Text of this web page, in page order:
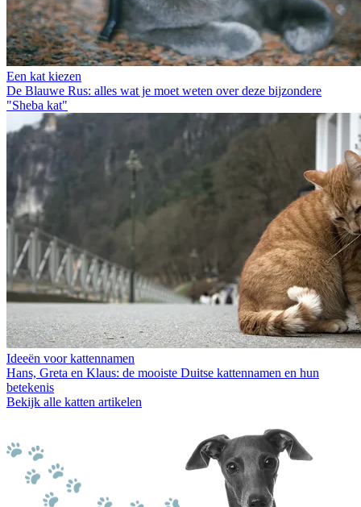
Een kat kiezen
De Blauwe Rus: alles wat je moet weten over deze bijzondere
"Sheba kat"
Ideeën voor kattennamen
Hans, Greta en Klaus: de mooiste Duitse kattennamen en hun
betekenis
Bekijk alle katten artikelen